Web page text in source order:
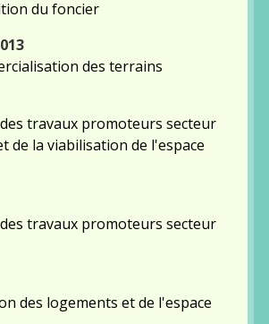
du foncier
des terrains
travaux promoteurs secteur
de la viabilisation de l'espace
travaux promoteurs secteur
des logements et de l'espace